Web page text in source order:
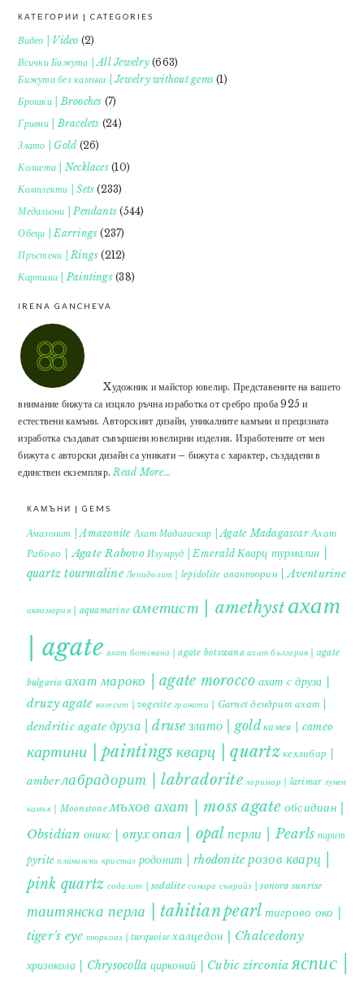
FOOTER
КАТЕГОРИИ | CATEGORIES
Видео | Video (2)
Всички Бижута | All Jewelry(663)
Бижута без камъни | Jewelry without gems (1)
Брошки | Brooches (7)
Гривни | Bracelets (24)
Злато | Gold (26)
Колиета | Necklaces(10)
Комплекти | Sets (233)
Медальони | Pendants (544)
Обеци | Earrings (237)
Пръстени | Rings (212)
Картини | Paintings(38)
IRENA GANCHEVA
Xудожник и майстор ювелир. Представените на вашето
внимание бижута са изцяло ръчна изработка от сребро проба 925 и
естествени камъни. Авторският дизайн, уникалните камъни и прецизната
изработка създават съвършени ювелирни изделия. Изработените от мен
бижута с авторски дизайн са уникати – бижута с характер, създадени в
единствен екземпляр.Read More…
КАМЪНИ | GEMS
Амазонит | Amazonite Ахат Мадагаскар | Agate Madagascar Ахат
Рабово | Agate Rabovo Изумруд | Emerald Кварц турмалин |
quartz tourmaline Лепидолит | lepidolite авантюрин | Aventurine
аквамарин | aquamarine аметист | amethystахат
| agate ахат ботсвана | agate botswana ахат българия | agate
bulgaria ахат мароко | agate morocco ахат с друза |
druzy agate вогесит | vogesite гранати | Garnet дендрит ахат |
dendritic agate друза | druse злато | gold камея | cameo
картини | paintings кварц | quartzкехлибар |
amberлабрадорит | labradorite ларимар | larimar лунен
камък | Moonstone мъхов ахат | moss agate обсидиан |
Obsidian оникс | onyxопал | opal перли | Pearls пирит |
pyrite планински кристал родонит | rhodonite розов кварц |
pink quartz содалит | sodalite сонора сънрайз | sonora sunrise
таитянска перла | tahitian pearl тигрово око |
tiger's eye тюркоаз | turquoise халцедон | Chalcedony
хризокола | Chrysocolla цирконий | Cubic zirconia яспис |